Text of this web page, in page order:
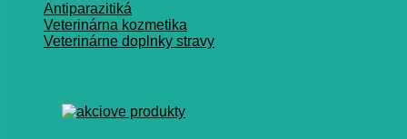
Antiparazitiká
Veterinárna kozmetika
Veterinárne doplnky stravy